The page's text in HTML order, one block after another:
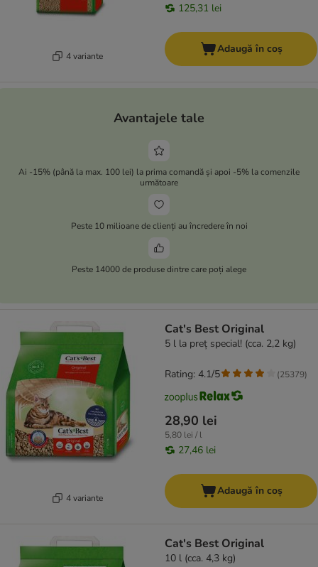
4 variante
125,31 lei
Adaugă în coș
Avantajele tale
Ai -15% (până la max. 100 lei) la prima comandă și apoi -5% la comenzile
următoare
Peste 10 milioane de clienți au încredere în noi
Peste 14000 de produse dintre care poți alege
4 variante
Cat's Best Original
5 l la preț special! (cca. 2,2 kg)
28,90 lei
5,80 lei / l
27,46 lei
Rating: 4.1/5 (25379)
Adaugă în coș
Cat's Best Original
10 l (cca. 4,3 kg)